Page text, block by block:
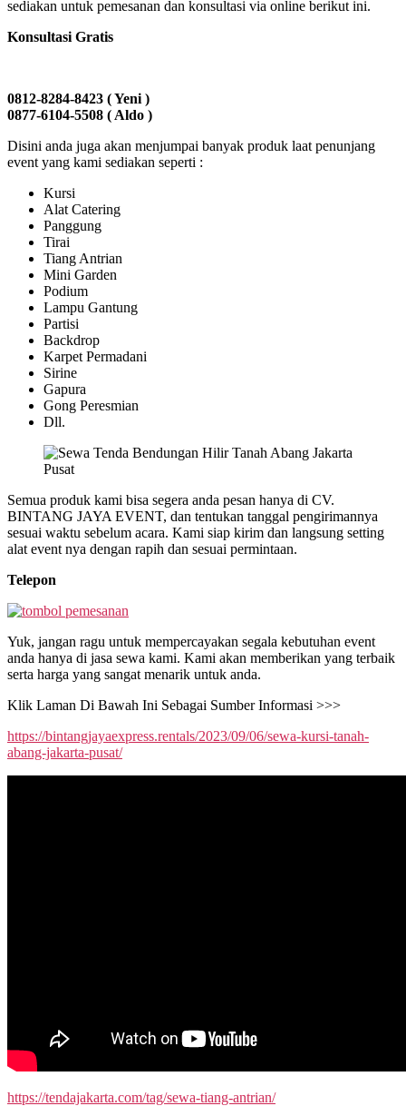
sediakan untuk pemesanan dan konsultasi via online berikut ini.
Konsultasi Gratis
0812-8284-8423 ( Yeni )
0877-6104-5508 ( Aldo )
Disini anda juga akan menjumpai banyak produk laat penunjang
event yang kami sediakan seperti :
Kursi
Alat Catering
Panggung
Tirai
Tiang Antrian
Mini Garden
Podium
Lampu Gantung
Partisi
Backdrop
Karpet Permadani
Sirine
Gapura
Gong Peresmian
Dll.
Semua produk kami bisa segera anda pesan hanya di CV.
BINTANG JAYA EVENT, dan tentukan tanggal pengirimannya
sesuai waktu sebelum acara. Kami siap kirim dan langsung setting
alat event nya dengan rapih dan sesuai permintaan.
Telepon
Yuk, jangan ragu untuk mempercayakan segala kebutuhan event
anda hanya di jasa sewa kami. Kami akan memberikan yang terbaik
serta harga yang sangat menarik untuk anda.
Klik Laman Di Bawah Ini Sebagai Sumber Informasi >>>
https://bintangjayaexpress.rentals/2023/09/06/sewa-kursi-tanah-
abang-jakarta-pusat/
https://tendajakarta.com/tag/sewa-tiang-antrian/